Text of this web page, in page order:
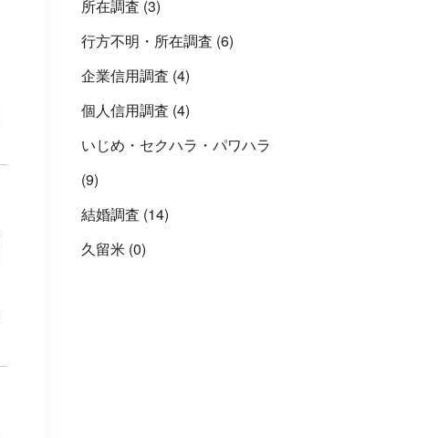
所在調査 (3)
行方不明・所在調査 (6)
企業信用調査 (4)
個人信用調査 (4)
いじめ・セクハラ・パワハラ
(9)
結婚調査 (14)
久留米 (0)